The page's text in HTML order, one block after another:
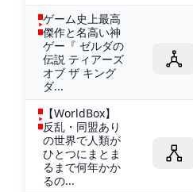
ゲーム史上最高
傑作と名高い神
ゲー『 ゼルダの
伝説 ティアーズ
オブ ザ キング
ダ...
【WorldBox】
反乱・同盟あり
の世界で人類が
ひとつにまとま
るまで何年かか
るの...